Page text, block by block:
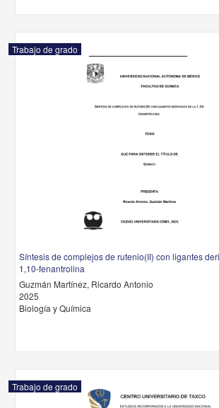
Trabajo de grado
Síntesis de complejos de rutenio(II) con ligantes
1,10-fenantrolina
Guzmán Martínez, Ricardo Antonio
2025
Biología y Química
Trabajo de grado